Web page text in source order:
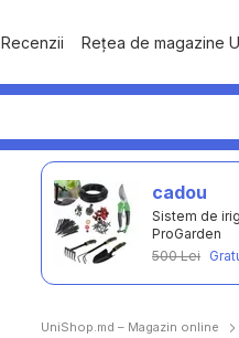
Recenzii Rețea de magazine
cadou
Sistem de
ProGarden
500 Lei
UniShop.md – Magazin online